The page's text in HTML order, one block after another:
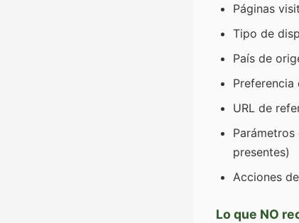
Páginas
Tipo de
País de
URL de
Parámetros
presentes)
Acciones
Lo que NO